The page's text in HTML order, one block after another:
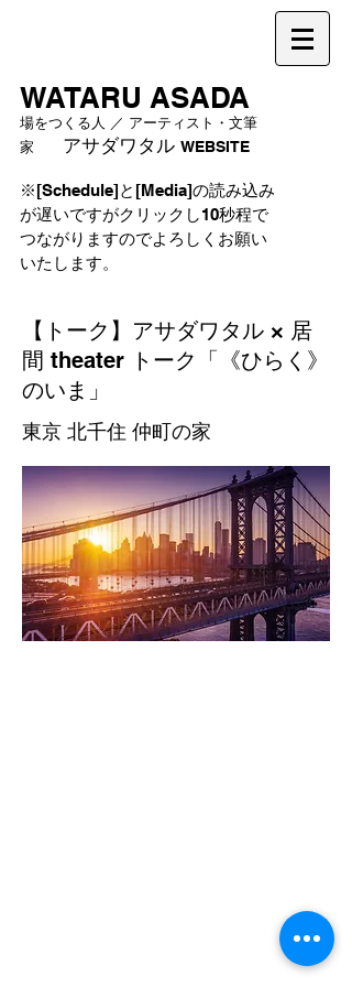
WATARU ASADA
場をつくる人 ／ アーティスト・文筆
家 アサダワタル WEBSITE
※[Schedule]と[Media]の読み込み
が遅いですがクリックし10秒程で
つながりますのでよろしくお願い
いたします。
【トーク】アサダワタル × 居
間 theater トーク「《ひらく》
のいま」
東京 北千住 仲町の家